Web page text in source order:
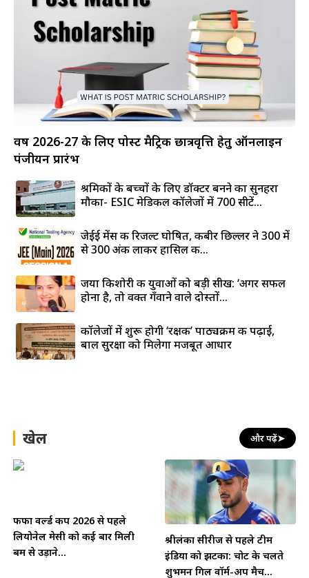
वर्ष 2026-27 के लिए पोस्ट मैट्रिक छात्रवृत्ति हेतु ऑनलाइन
पंजीयन प्रारंभ
श्रमिकों के बच्चों के लिए डॉक्टर बनने का सुनहरा
मौका- ESIC मेडिकल कॉलेजों में 700 सीटें...
जेईई मेंस की रिजल्ट घोषित, कबीर छिल्लर ने 300 में
से 300 अंक लाकर हासिल की...
जया किशोरी की युवाओं को बड़ी सीख: ‘अगर सफल
होना है, तो वक्त गँवाने वाले दोस्तों...
कॉलेजों में शुरू होगी ‘रक्षक’ पाठ्यक्रम की पढ़ाई,
बाल सुरक्षा को मिलेगा मजबूत आधार
खेल और पढ़ें➤
फीफा वर्ल्ड कप 2026 से पहले
लियोनेल मेसी को कई बार मिली
बम से उड़ाने...
श्रीलंका सीरीज से पहले टीम
इंडिया को झटका: चोट के चलते
शुभमन गिल वॉर्म-अप मैच...